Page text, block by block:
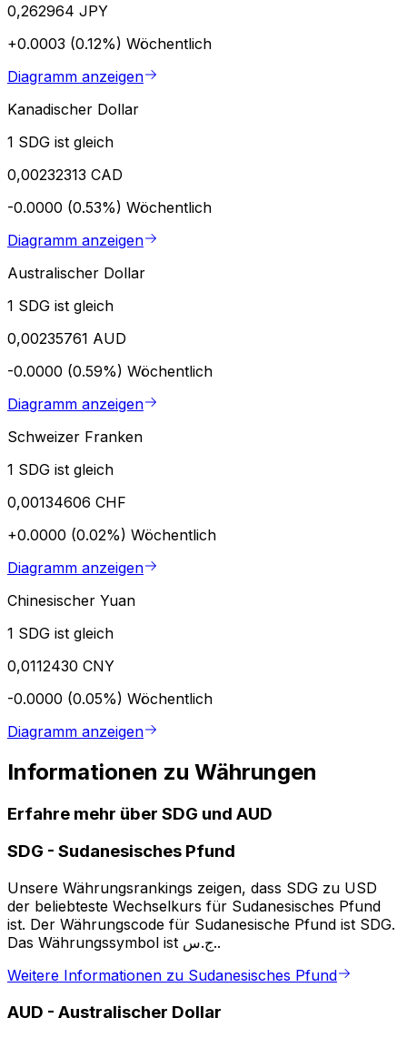
0,262964 JPY
+0.0003 (0.12%) Wöchentlich
Diagramm anzeigen
Kanadischer Dollar
1 SDG ist gleich
0,00232313 CAD
-0.0000 (0.53%) Wöchentlich
Diagramm anzeigen
Australischer Dollar
1 SDG ist gleich
0,00235761 AUD
-0.0000 (0.59%) Wöchentlich
Diagramm anzeigen
Schweizer Franken
1 SDG ist gleich
0,00134606 CHF
+0.0000 (0.02%) Wöchentlich
Diagramm anzeigen
Chinesischer Yuan
1 SDG ist gleich
0,0112430 CNY
-0.0000 (0.05%) Wöchentlich
Diagramm anzeigen
Informationen zu Währungen
Erfahre mehr über SDG und AUD
SDG - Sudanesisches Pfund
Unsere Währungsrankings zeigen, dass SDG zu USD
der beliebteste Wechselkurs für Sudanesisches Pfund
ist. Der Währungscode für Sudanesische Pfund ist SDG.
Das Währungssymbol ist ج.س..
Weitere Informationen zu Sudanesisches Pfund
AUD - Australischer Dollar